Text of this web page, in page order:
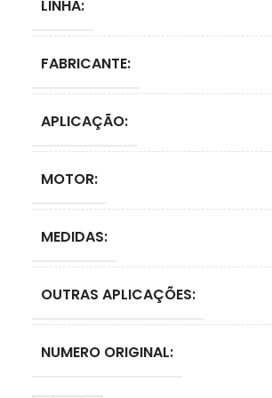
LINHA:
FABRICANTE:
APLICAÇÃO:
MOTOR:
MEDIDAS:
OUTRAS APLICAÇÕES:
NUMERO ORIGINAL: